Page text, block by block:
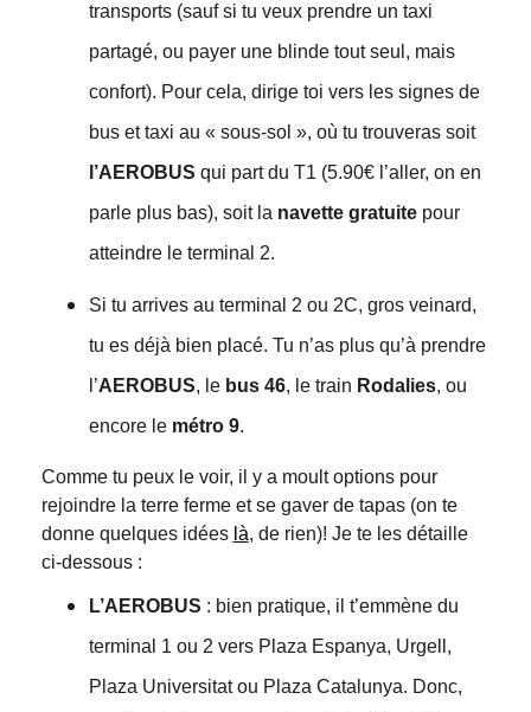
transports (sauf si tu veux prendre un taxi
partagé, ou payer une blinde tout seul, mais
confort). Pour cela, dirige toi vers les signes de
bus et taxi au « sous-sol », où tu trouveras soit
l’AEROBUS qui part du T1 (5.90€ l’aller, on en
parle plus bas), soit la navette gratuitepour
atteindre le terminal 2.
Si tu arrives au terminal 2 ou 2C, gros veinard,
tu es déjà bien placé. Tu n’as plus qu’à prendre
l’AEROBUS, le bus 46, le train Rodalies, ou
encore le métro 9.
Comme tu peux le voir, il y a moult options pour
rejoindre la terre ferme et se gaver de tapas (on te
donne quelques idées là, de rien)! Je te les détaille
ci-dessous :
L’AEROBUS : bien pratique, il t’emmène du
terminal 1 ou 2 vers Plaza Espanya, Urgell,
Plaza Universitat ou Plaza Catalunya. Donc,